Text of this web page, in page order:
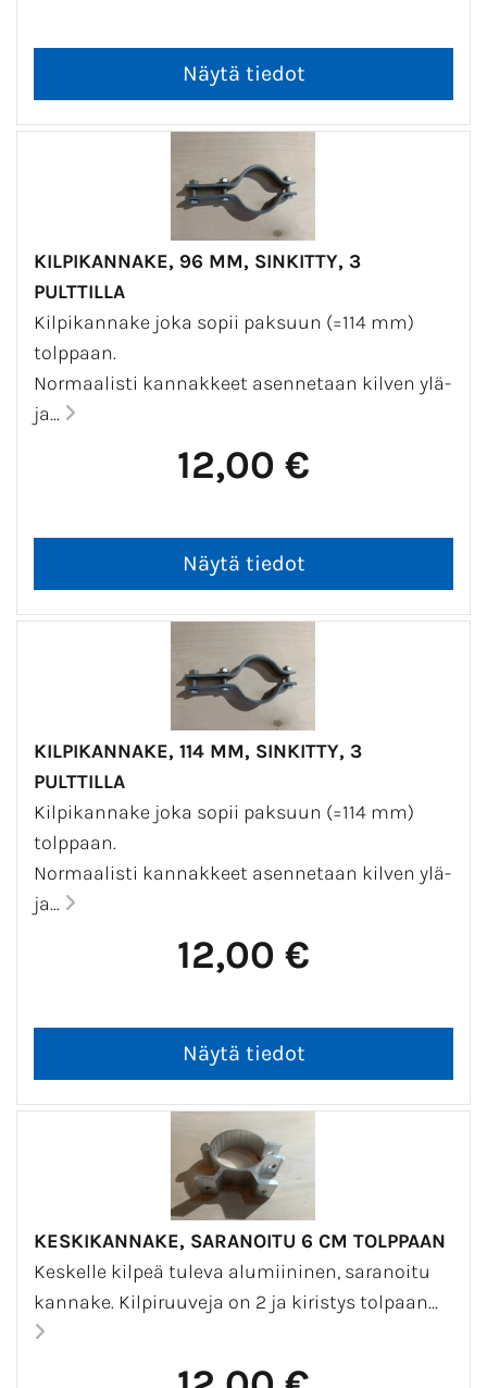
KILPIKANNAKE, 96 MM, SINKITTY, 3
PULTTILLA
Kilpikannake joka sopii paksuun (=114 mm)
tolppaan.
Normaalisti kannakkeet asennetaan kilven ylä-
ja...
12,00 €
KILPIKANNAKE, 114 MM, SINKITTY, 3
PULTTILLA
Kilpikannake joka sopii paksuun (=114 mm)
tolppaan.
Normaalisti kannakkeet asennetaan kilven ylä-
ja...
12,00 €
KESKIKANNAKE, SARANOITU 6 CM TOLPPAAN
Keskelle kilpeä tuleva alumiininen, saranoitu
kannake. Kilpiruuveja on 2 ja kiristys tolpaan...